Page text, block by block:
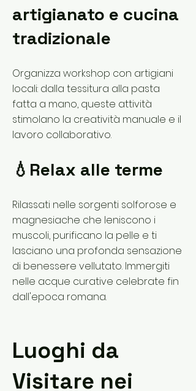
artigianato e cucina
tradizionale
Organizza workshop con artigiani
locali: dalla tessitura alla pasta
fatta a mano, queste attività
stimolano la creatività manuale e il
lavoro collaborativo.
💧Relax alle terme
Rilassati nelle sorgenti solforose e
magnesiache che leniscono i
muscoli, purificano la pelle e ti
lasciano una profonda sensazione
di benessere vellutato. Immergiti
nelle acque curative celebrate fin
dall'epoca romana.
Luoghi da
Visitare nei